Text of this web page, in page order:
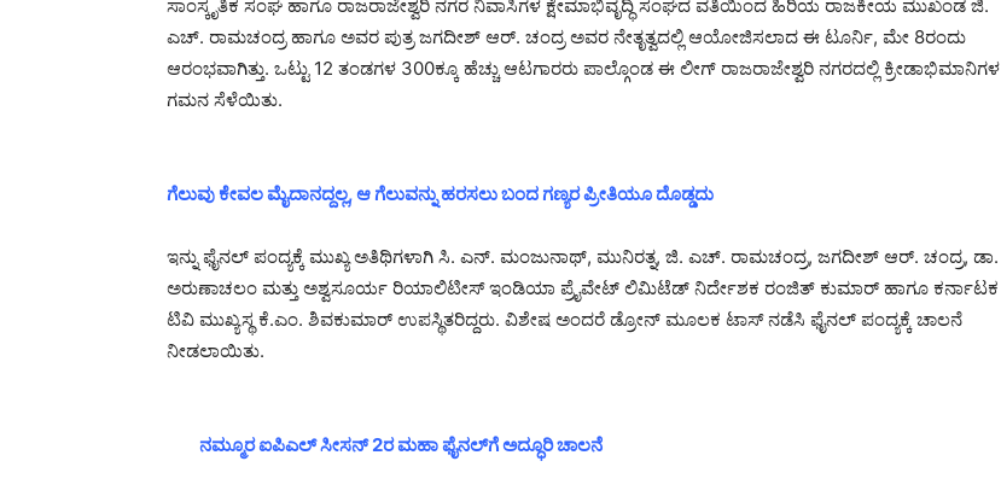
ಸಾಂಸ್ಕೃತಿಕ ಸಂಘ ಹಾಗೂ ರಾಜರಾಜೇಶ್ವರಿ ನಗರ ನಿವಾಸಿಗಳ ಕ್ಷೇಮಾಭಿವೃದ್ಧಿ ಸಂಘದ ವತಿಯಿಂದ ಹಿರಿಯ ರಾಜಕೀಯ ಮುಖಂಡ ಜಿ.
ಎಚ್. ರಾಮಚಂದ್ರ ಹಾಗೂ ಅವರ ಪುತ್ರ ಜಗದೀಶ್ ಆರ್. ಚಂದ್ರ ಅವರ ನೇತೃತ್ವದಲ್ಲಿ ಆಯೋಜಿಸಲಾದ ಈ ಟೂರ್ನಿ, ಮೇ 8ರಂದು
ಆರಂಭವಾಗಿತ್ತು. ಒಟ್ಟು 12 ತಂಡಗಳ 300ಕ್ಕೂ ಹೆಚ್ಚು ಆಟಗಾರರು ಪಾಲ್ಗೊಂಡ ಈ ಲೀಗ್ ರಾಜರಾಜೇಶ್ವರಿ ನಗರದಲ್ಲಿ ಕ್ರೀಡಾಭಿಮಾನಿಗಳ
ಗಮನ ಸೆಳೆಯಿತು.
ಗೆಲುವು ಕೇವಲ ಮೈದಾನದ್ದಲ್ಲ, ಆ ಗೆಲುವನ್ನು ಹರಸಲು ಬಂದ ಗಣ್ಯರ ಪ್ರೀತಿಯೂ ದೊಡ್ಡದು
ಇನ್ನು ಫೈನಲ್ ಪಂದ್ಯಕ್ಕೆ ಮುಖ್ಯ ಅತಿಥಿಗಳಾಗಿ ಸಿ. ಎನ್. ಮಂಜುನಾಥ್, ಮುನಿರತ್ನ, ಜಿ. ಎಚ್. ರಾಮಚಂದ್ರ, ಜಗದೀಶ್ ಆರ್. ಚಂದ್ರ, ಡಾ.
ಅರುಣಾಚಲಂ ಮತ್ತು ಅಶ್ವಸೂರ್ಯ ರಿಯಾಲಿಟೀಸ್ ಇಂಡಿಯಾ ಪ್ರೈವೇಟ್ ಲಿಮಿಟೆಡ್ ನಿರ್ದೇಶಕ ರಂಜಿತ್ ಕುಮಾರ್ ಹಾಗೂ ಕರ್ನಾಟಕ
ಟಿವಿ ಮುಖ್ಯಸ್ಥ ಕೆ.ಎಂ. ಶಿವಕುಮಾರ್ ಉಪಸ್ಥಿತರಿದ್ದರು. ವಿಶೇಷ ಅಂದರೆ ಡ್ರೋನ್ ಮೂಲಕ ಟಾಸ್ ನಡೆಸಿ ಫೈನಲ್ ಪಂದ್ಯಕ್ಕೆ ಚಾಲನೆ
ನೀಡಲಾಯಿತು.
ನಮ್ಮೂರ ಐಪಿಎಲ್ ಸೀಸನ್ 2ರ ಮಹಾ ಫೈನಲ್‌ಗೆ ಅದ್ಧೂರಿ ಚಾಲನೆ